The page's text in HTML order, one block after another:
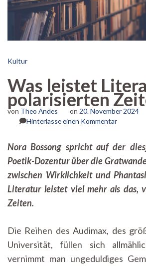
Kultur
Was leistet
polarisierten
von Theo Andes on 20. November 2024
Hinterlasse einen Kommentarzu
Literatur
in
Zeiten?
Nora Bossong spricht auf der
Poetik-Dozentur über die
zwischen Wirklichkeit und
Literatur leistet viel mehr als das,
Zeiten.
Die Reihen des Audimax, des
Universität, füllen sich
vernimmt man ungeduldiges